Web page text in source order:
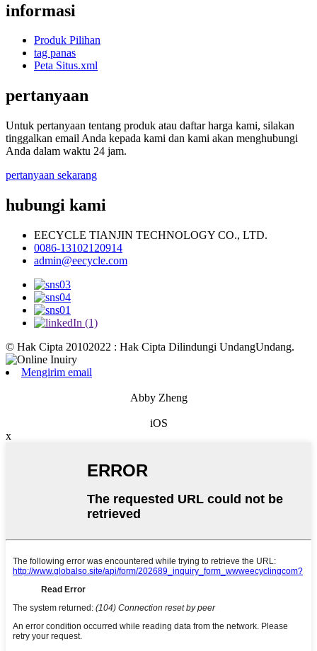
informasi
Produk Pilihan
tag panas
Peta Situs.xml
pertanyaan
Untuk pertanyaan tentang produk atau daftar harga kami, silakan
tinggalkan email Anda kepada kami dan kami akan menghubungi
Anda dalam waktu 24 jam.
pertanyaan sekarang
hubungi kami
EECYCLE TIANJIN TECHNOLOGY CO., LTD.
0086-13102120914
admin@eecycle.com
© Hak Cipta 20102022 : Hak Cipta Dilindungi UndangUndang.
Mengirim email
Abby Zheng
iOS
x